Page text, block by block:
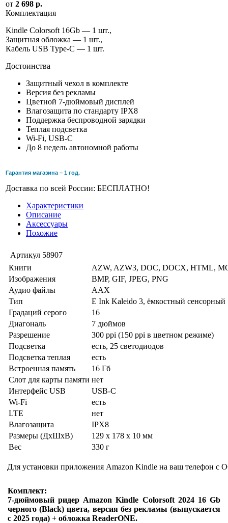
от 2 698 р.
Комплектация
Kindle Colorsoft 16Gb — 1 шт.,
Защитная обложка — 1 шт.,
Кабель USB Type-C — 1 шт.
Достоинства
Защитный чехол в комплекте
Версия без рекламы
Цветной 7-дюймовый дисплей
Влагозащита по стандарту IPX8
Поддержка беспроводной зарядки
Теплая подсветка
Wi-Fi, USB-C
До 8 недель автономной работы
Гарантия магазина – 1 год.
Доставка по всей России: БЕСПЛАТНО!
Характеристики
Описание
Аксессуары
Похожие
Артикул 58907
Книги
AZW, AZW3, DOC, DOCX, HTML,
Изображения
BMP, GIF, JPEG, PNG
Аудио файлы
AAX
Тип
E Ink Kaleido 3, ёмкостный сенсорный
Градаций серого
16
Диагональ
7 дюймов
Разрешение
300 ppi (150 ppi в цветном режиме)
Подсветка
есть, 25 светодиодов
Подсветка теплая
есть
Встроенная память
16 Гб
Слот для карты памяти нет
Интерфейс USB
USB-C
Wi-Fi
есть
LTE
нет
Влагозащита
IPX8
Размеры (ДхШхВ)
129 x 178 x 10 мм
Вес
330 г
Для установки приложения Amazon Kindle на ваш телефон с
Комплект:
7-дюймовый ридер Amazon Kindle Colorsoft 2024 16 Gb
черного (Black) цвета, версия без рекламы (выпускается
с 2025 года) + обложка ReaderONE.